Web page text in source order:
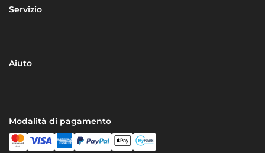
Servizio
Aiuto
Modalità di pagamento